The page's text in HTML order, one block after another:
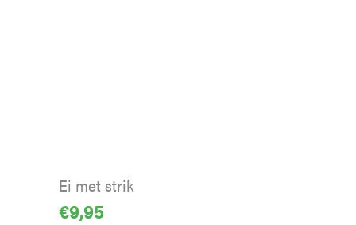
Ei met strik
€9,95